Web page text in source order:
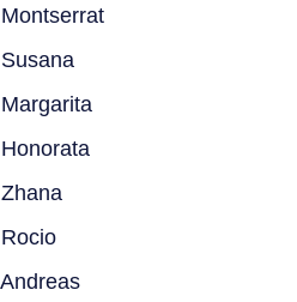
Montserrat
Susana
Margarita
Honorata
Zhana
Rocio
Andreas